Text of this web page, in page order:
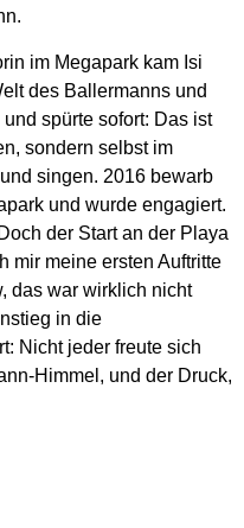
im Megapark kam Isi
des Ballermanns und
spürte sofort: Das ist
sondern selbst im
singen. 2016 bewarb
und wurde engagiert.
der Start an der Playa
mir meine ersten Auftritte
das war wirklich nicht
in die
Nicht jeder freute sich
Himmel, und der Druck,